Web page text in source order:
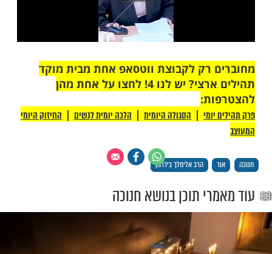
רק לקבוצת ווטסאפ אחת מבית מוקד
תהילים ארצי? יש לנו 4! לחצו על אחת מהן